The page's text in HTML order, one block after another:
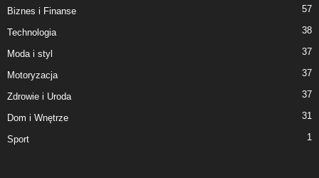
Biznes i Finanse 57
Technologia 38
Moda i styl 37
Motoryzacja 37
Zdrowie i Uroda 37
Dom i Wnętrze 31
Sport 1